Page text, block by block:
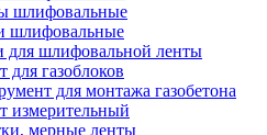
шлифовальные
шлифовальные
для шлифовальной ленты
для газоблоков
для монтажа газобетона
измерительный
мерные ленты